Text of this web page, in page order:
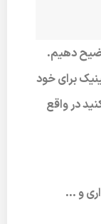
دهیم.
برای خود
در واقع
و …